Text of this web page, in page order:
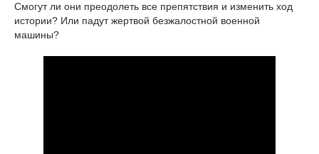
Смогут ли они преодолеть все препятствия и изменить ход
истории? Или падут жертвой безжалостной военной
машины?